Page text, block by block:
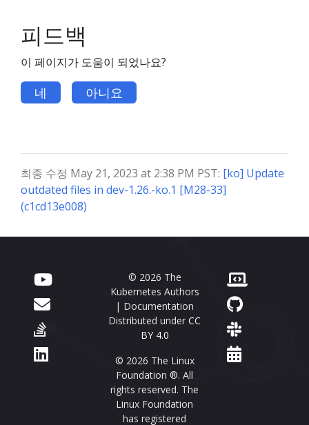
피드백
이 페이지가 도움이 되었나요?
네 아니요
최종 수정 May 21, 2023 at 2:38 PM PST: [ko] Update
outdated files in dev-1.26.-ko.1 [M28-33]
(c1cd13e008)
© 2026 The
Kubernetes Authors
| Documentation
Distributed under CC
BY 4.0
© 2026 The Linux
Foundation ®. All
rights reserved. The
Linux Foundation
has registered